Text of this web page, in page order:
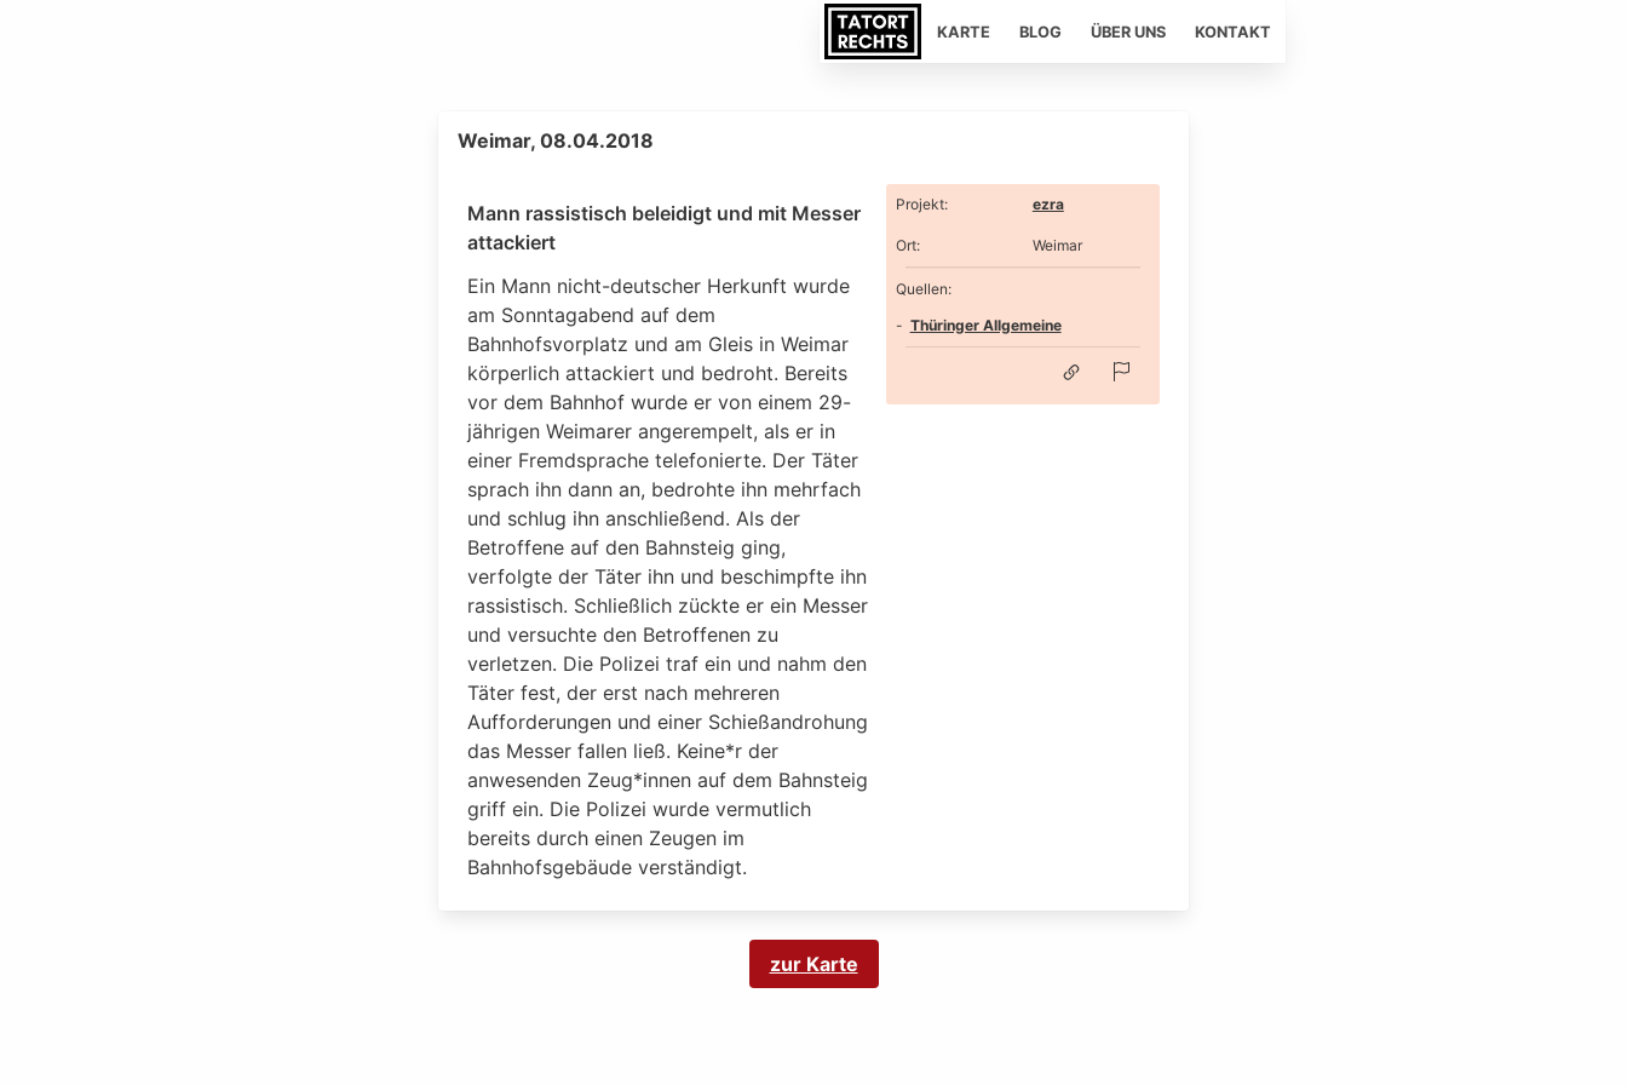
KARTE BLOG ÜBER UNS KONTAKT
Weimar, 08.04.2018
Mann rassistisch beleidigt und mit Messer
attackiert
Ein Mann nicht-deutscher Herkunft wurde
am Sonntagabend auf dem
Bahnhofsvorplatz und am Gleis in Weimar
körperlich attackiert und bedroht. Bereits
vor dem Bahnhof wurde er von einem 29-
jährigen Weimarer angerempelt, als er in
einer Fremdsprache telefonierte. Der Täter
sprach ihn dann an, bedrohte ihn mehrfach
und schlug ihn anschließend. Als der
Betroffene auf den Bahnsteig ging,
verfolgte der Täter ihn und beschimpfte ihn
rassistisch. Schließlich zückte er ein Messer
und versuchte den Betroffenen zu
verletzen. Die Polizei traf ein und nahm den
Täter fest, der erst nach mehreren
Aufforderungen und einer Schießandrohung
das Messer fallen ließ. Keine*r der
anwesenden Zeug*innen auf dem Bahnsteig
griff ein. Die Polizei wurde vermutlich
bereits durch einen Zeugen im
Bahnhofsgebäude verständigt.
Projekt: ezra
Ort: Weimar
Quellen:
Thüringer Allgemeine
zur Karte